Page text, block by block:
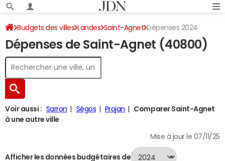
Budgets des villes Landes Saint-Agnet Dépenses 2024
Dépenses de Saint-Agnet (40800)
Voir aussi : Sarron Ségos Projan
Comparer Saint-Agnet
à une autre ville
Mise à jour le 07/11/25
Afficher les données budgétaires de